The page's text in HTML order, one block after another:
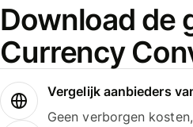
Download de
Currency
Vergelijk aanbieders
Geen verborgen